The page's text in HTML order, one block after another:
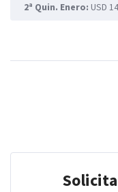
2ª Quin. Enero: USD